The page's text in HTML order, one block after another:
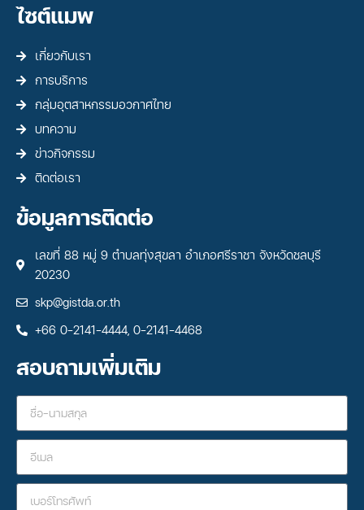
ไซต์แมพ
เกี่ยวกับเรา
การบริการ
กลุ่มอุตสาหกรรมอวกาศไทย
บทความ
ข่าวกิจกรรม
ติดต่อเรา
ข้อมูลการติดต่อ
เลขที่ 88 หมู่ 9 ตำบลทุ่งสุขลา อำเภอศรีราชา จังหวัดชลบุรี
20230
skp@gistda.or.th
+66 0-2141-4444, 0-2141-4468
สอบถามเพิ่มเติม